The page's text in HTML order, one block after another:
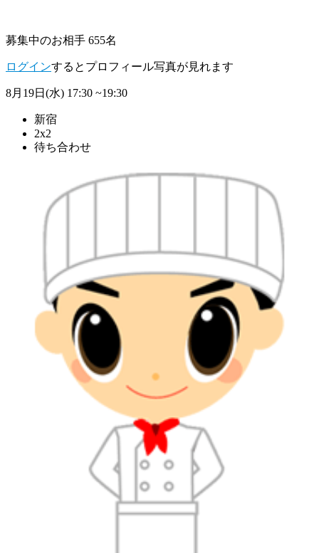
募集中のお相手 655名
ログインするとプロフィール写真が見れます
8月19日(水) 17:30 ~19:30
新宿
2x2
待ち合わせ